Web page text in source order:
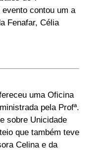
contou um a
Fenafar, Célia
uma Oficina
pela Profª.
sobre Unicidade
que também teve
Celina e da